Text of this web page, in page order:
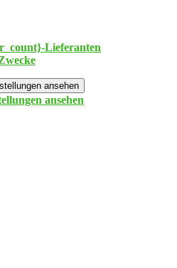
Lieferanten
ansehen
ansehen